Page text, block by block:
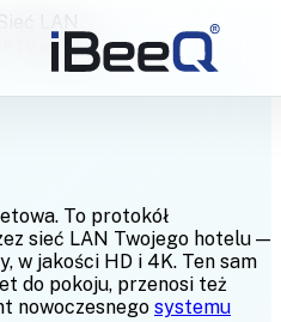
IPTV w Hotelu
To protokół
sieć LAN Twojego hotelu —
w jakości HD i 4K. Ten sam
do pokoju, przenosi też
nowoczesnego systemu